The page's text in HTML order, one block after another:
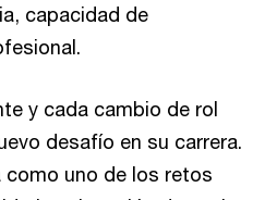
capacidad de
y cada cambio de rol
desafío en su carrera.
uno de los retos